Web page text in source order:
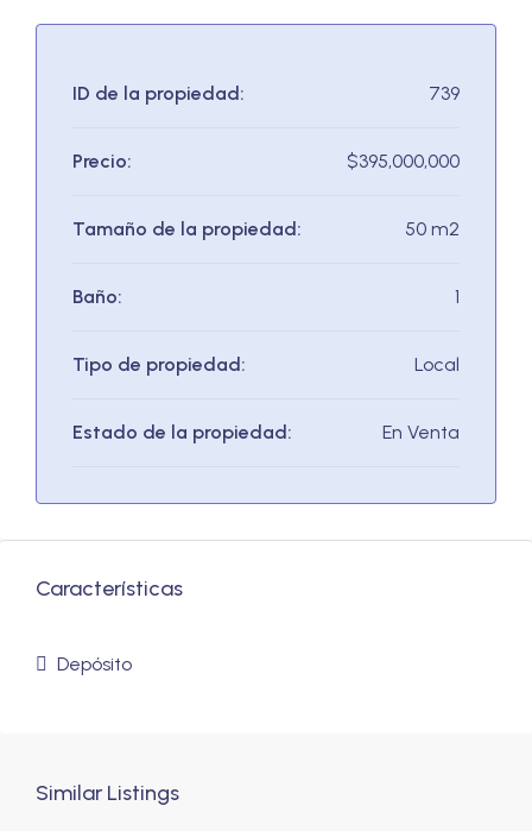
ID de la propiedad: 739
Precio: $395,000,000
Tamaño de la propiedad: 50 m2
Baño: 1
Tipo de propiedad: Local
Estado de la propiedad: En Venta
Características
Depósito
Similar Listings